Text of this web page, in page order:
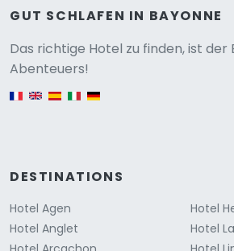
GUT SCHLAFEN IN BAYONNE
Das richtige Hotel zu finden, ist der
Abenteuers!
English version
DESTINATIONS
Hotel Agen
Hotel Anglet
Hotel
Hotel